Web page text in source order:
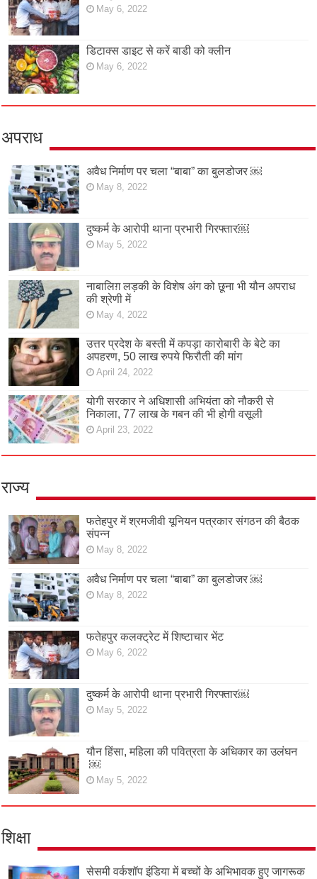
May 6, 2022
डिटाक्स डाइट से करें बाडी को क्लीन
May 6, 2022
अपराध
अवैध निर्माण पर चला “बाबा” का बुलडोजर ￼
May 8, 2022
दुष्कर्म के आरोपी थाना प्रभारी गिरफ्तार￼
May 5, 2022
नाबालिग़ लड़की के विशेष अंग को छूना भी यौन अपराध
की श्रेणी में
May 4, 2022
उत्तर प्रदेश के बस्ती में कपड़ा कारोबारी के बेटे का
अपहरण, 50 लाख रुपये फिरौती की मांग
April 24, 2022
योगी सरकार ने अधिशासी अभियंता को नौकरी से
निकाला, 77 लाख के गबन की भी होगी वसूली
April 23, 2022
राज्य
फतेहपुर में श्रमजीवी यूनियन पत्रकार संगठन की बैठक
संपन्न
May 8, 2022
अवैध निर्माण पर चला “बाबा” का बुलडोजर ￼
May 8, 2022
फतेहपुर कलक्ट्रेट में शिष्टाचार भेंट
May 6, 2022
दुष्कर्म के आरोपी थाना प्रभारी गिरफ्तार￼
May 5, 2022
यौन हिंसा, महिला की पवित्रता के अधिकार का उलंघन
￼
May 5, 2022
शिक्षा
सेसमी वर्कशॉप इंडिया में बच्चों के अभिभावक हुए जागरूक